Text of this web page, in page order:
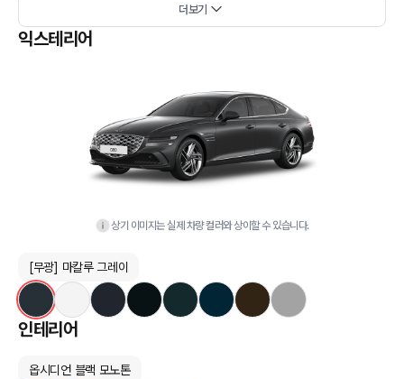
더보기
익스테리어
상기 이미지는 실제 차량 컬러와 상이할 수 있습니다.
[무광] 마칼루 그레이
인테리어
옵시디언 블랙 모노톤